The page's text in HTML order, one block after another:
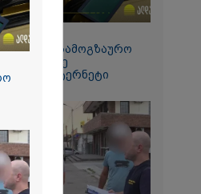
2026
ალდაგის სამოგზაურო
და მიიღე
ინტერნეტი